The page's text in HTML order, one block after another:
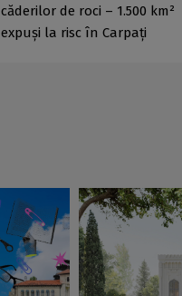
căderilor de roci – 1.500 km²
expuși la risc în Carpați